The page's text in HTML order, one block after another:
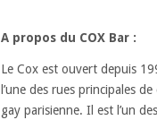
A propos du COX Bar :
Le Cox est ouvert depuis
l’une des rues principales
gay parisienne. Il est l’un